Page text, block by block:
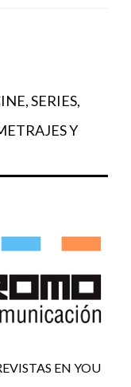
SERIES,
Y
EN YOU